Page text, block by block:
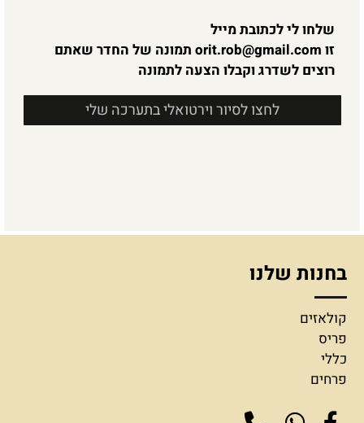
שלחו לי לכתובת מייל
זו orit.rob@gmail.com תמונה של החדר שאתם
רוצים לשדרג וקבלו הצעה לתמונה
לחצו לסיור וירטואלי בתערכה שלי
בחנות שלנו
קולאזים
פריס
כללי
פרחים